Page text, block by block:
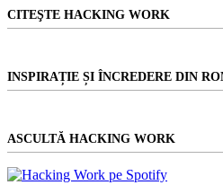
CITEŞTE HACKING WORK
INSPIRAȚIE ȘI ÎNCREDERE DIN
ASCULTĂ HACKING WORK